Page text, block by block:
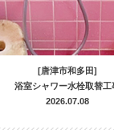
[唐津市和多田]
浴室シャワー水栓取替工
2026.07.08